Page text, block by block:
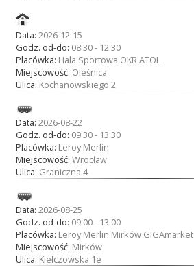
Data: 2026-12-15
Godz. od-do: 08:30 - 12:30
Placówka: Hala Sportowa OKR ATOL
Miejscowość: Oleśnica
Ulica: Kochanowskiego 2
Data: 2026-08-22
Godz. od-do: 09:30 - 13:30
Placówka: Leroy Merlin
Miejscowość: Wrocław
Ulica: Graniczna 4
Data: 2026-08-25
Godz. od-do: 09:00 - 13:00
Placówka: Leroy Merlin Mirków GIGAmarket
Miejscowość: Mirków
Ulica: Kiełczowska 1e